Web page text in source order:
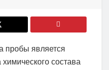
пробы является
состава